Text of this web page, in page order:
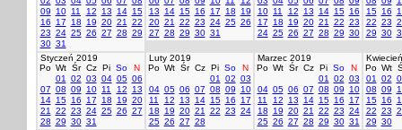
09
10 11 12 13 14 15
16
17 18 19 20 21
22
23 24 25 26 27 28 29
30 31
13
14 15 16 17 18
19
20 21 22 23 24 25 26
27 28 29 30 31
10 11 12 13 14 15 16
17
18 19 20 21 22 23
24 25 26 27 28 29 30
15 16
22 23
29 30
Styczeń 2019
Po Wt Śr Cz Pi So
N
01
02 03 04 05 06
07 08 09 10 11 12
13
14 15 16 17 18 19 20
21
22 23 24 25 26 27
28 29 30 31
Luty 2019
Po Wt Śr Cz Pi So
N
01
02 03
04 05 06 07 08 09
10
11
12 13 14 15 16
17
18
19 20 21 22 23 24
25 26 27 28
Marzec 2019
Po Wt Śr Cz Pi So
N
01
02 03
04 05 06 07 08 09
10
11
12 13 14 15 16
17
18
19 20 21 22 23 24
25 26 27 28 29 30 31
Po Wt
01
02
08 09
15 16
22 23
29 30